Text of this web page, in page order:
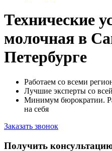
Технические
молочная в
Петербурге
Работаем со всеми
Лучшие эксперты со
Минимум бюрократии.
на себя
Заказать звонок
Получить